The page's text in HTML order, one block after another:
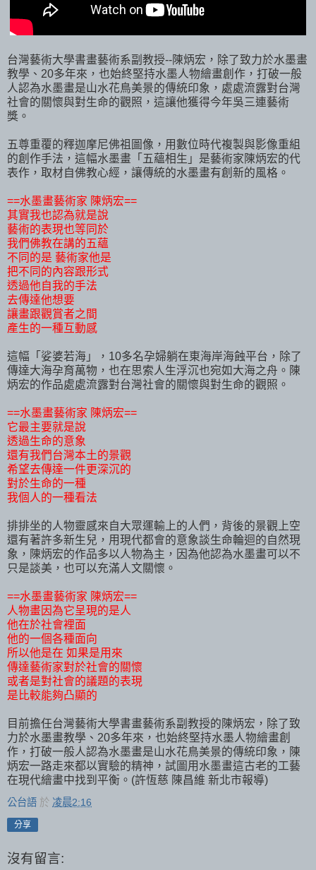
台灣藝術大學書畫藝術系副教授--陳炳宏，除了致力於水墨畫
教學、20多年來，也始終堅持水墨人物繪畫創作，打破一般
人認為水墨畫是山水花鳥美景的傳統印象，處處流露對台灣
社會的關懷與對生命的觀照，這讓他獲得今年吳三連藝術
獎。
五尊重覆的釋迦摩尼佛祖圖像，用數位時代複製與影像重組
的創作手法，這幅水墨畫「五蘊相生」是藝術家陳炳宏的代
表作，取材自佛教心經，讓傳統的水墨畫有創新的風格。
==水墨畫藝術家 陳炳宏==
其實我也認為就是說
藝術的表現也等同於
我們佛教在講的五蘊
不同的是 藝術家他是
把不同的內容跟形式
透過他自我的手法
去傳達他想要
讓畫跟觀賞者之間
產生的一種互動感
這幅「娑婆若海」，10多名孕婦躺在東海岸海蝕平台，除了
傳達大海孕育萬物，也在思索人生浮沉也宛如大海之舟。陳
炳宏的作品處處流露對台灣社會的關懷與對生命的觀照。
==水墨畫藝術家 陳炳宏==
它最主要就是說
透過生命的意象
還有我們台灣本土的景觀
希望去傳達一件更深沉的
對於生命的一種
我個人的一種看法
排排坐的人物靈感來自大眾運輸上的人們，背後的景觀上空
還有著許多新生兒，用現代都會的意象談生命輪迴的自然現
象，陳炳宏的作品多以人物為主，因為他認為水墨畫可以不
只是談美，也可以充滿人文關懷。
==水墨畫藝術家 陳炳宏==
人物畫因為它呈現的是人
他在於社會裡面
他的一個各種面向
所以他是在 如果是用來
傳達藝術家對於社會的關懷
或者是對社會的議題的表現
是比較能夠凸顯的
目前擔任台灣藝術大學書畫藝術系副教授的陳炳宏，除了致
力於水墨畫教學、20多年來，也始終堅持水墨人物繪畫創
作，打破一般人認為水墨畫是山水花鳥美景的傳統印象，陳
炳宏一路走來都以實驗的精神，試圖用水墨畫這古老的工藝
在現代繪畫中找到平衡。(許恆慈 陳昌維 新北市報導)
公台語 於 凌晨2:16
分享
沒有留言: